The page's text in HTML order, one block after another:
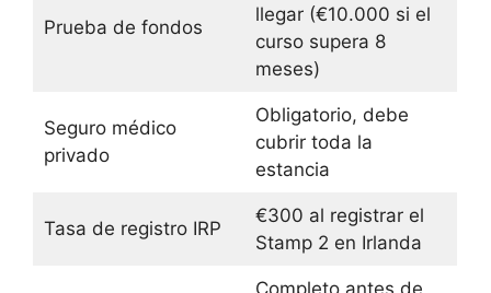
Prueba de fondos
llegar (€10.000 si el
curso supera 8
meses)
Seguro médico
privado
Obligatorio, debe
cubrir toda la
estancia
Tasa de registro IRP
€300 al registrar el
Stamp 2 en Irlanda